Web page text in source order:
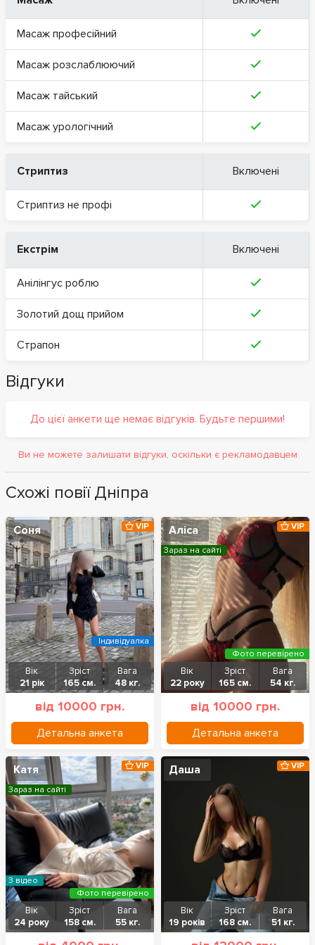
Масаж професійний
Масаж розслаблюючий
Масаж тайський
Масаж урологічний
Стриптиз Включені
Стриптиз не профі
Екстрім Включені
Анілінгус роблю
Золотий дощ прийом
Страпон
Відгуки
До цієї анкети ще немає відгуків. Будьте першими!
Ви не можете залишати відгуки, оскільки є рекламодавцем
Схожі повії Дніпра
Соня
Вік
21 рік
Зріст
165 см.
Вага
48 кг.
від 10000 грн.
Детальна анкета
VIP
Індивідуалка
Аліса
Вік
22 року
Зріст
165 см.
Вага
54 кг.
від 10000 грн.
Детальна анкета
VIP
Зараз на сайті
Фото перевірено
Катя
Вік
24 року
Зріст
158 см.
Вага
55 кг.
VIP
Зараз на сайті
З відео
Фото перевірено
Даша
Вік
19 років
Зріст
168 см.
Вага
51 кг.
VIP